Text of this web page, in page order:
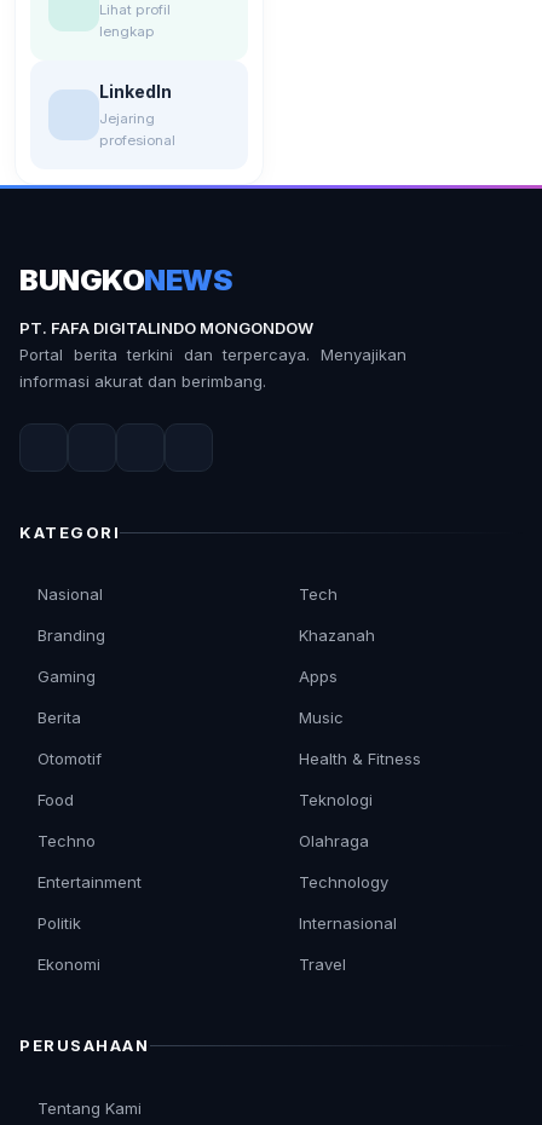
Lihat profil
lengkap
LinkedIn
Jejaring
profesional
BUNGKONEWS
PT. FAFA DIGITALINDO MONGONDOW
Portal berita terkini dan terpercaya. Menyajikan
informasi akurat dan berimbang.
KATEGORI
Nasional
Branding
Gaming
Berita
Otomotif
Tech
Khazanah
Apps
Music
Health & Fitness
Food
Techno
Entertainment
Politik
Ekonomi
Teknologi
Olahraga
Technology
Internasional
Travel
PERUSAHAAN
Tentang Kami